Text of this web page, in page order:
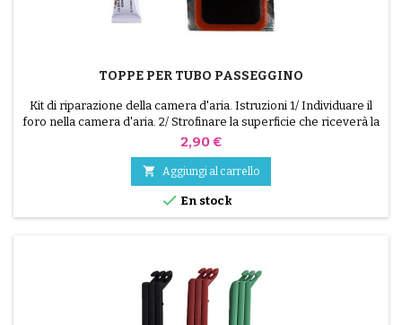
TOPPE PER TUBO PASSEGGINO
Kit di riparazione della camera d'aria. Istruzioni 1/ Individuare il
foro nella camera d'aria. 2/ Strofinare la superficie che riceverà la
toppa con il raschietto in dotazione. 3/ Sgrassare, pulire e
intorno al foro. 5/ Attendere circa 1 minuto finché la colla non è
più lucida. 6/...
Prezzo
2,90 €
 Aggiungi al carrello
 En stock